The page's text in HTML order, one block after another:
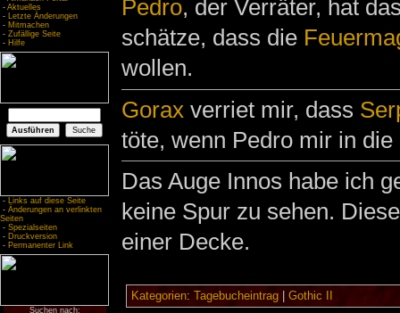
- Aktuelles
- Letzte Änderungen
- Mitmachen
- Zufällige Seite
- Hilfe
- Links auf diese Seite
- Änderungen an verlinkten
Seiten
- Spezialseiten
- Druckversion
- Permanenter Link
Suchen nach:
Pedro, der Verräter, hat
schätze, dass die
wollen.
Goraxverriet mir, dass
töte, wenn Pedro mir in die
Das Auge Innos habe ich
keine Spur zu sehen.
einer Decke.
Kategorien: Tagebucheintrag| Gothic II